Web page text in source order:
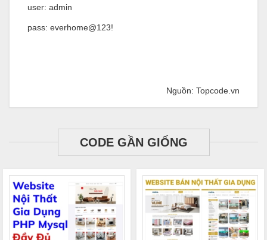
user: admin
pass: everhome@123!
Nguồn: Topcode.vn
CODE GẦN GIỐNG